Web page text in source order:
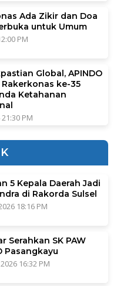
Ada Zikir dan Doa
untuk Umum
PM
Global, APINDO
ke-35
Ketahanan
PM
5 Kepala Daerah Jadi
di Rakorda Sulsel
18:16 PM
Serahkan SK PAW
Pasangkayu
16:32 PM